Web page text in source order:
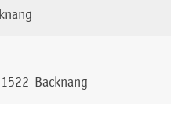
Backnang